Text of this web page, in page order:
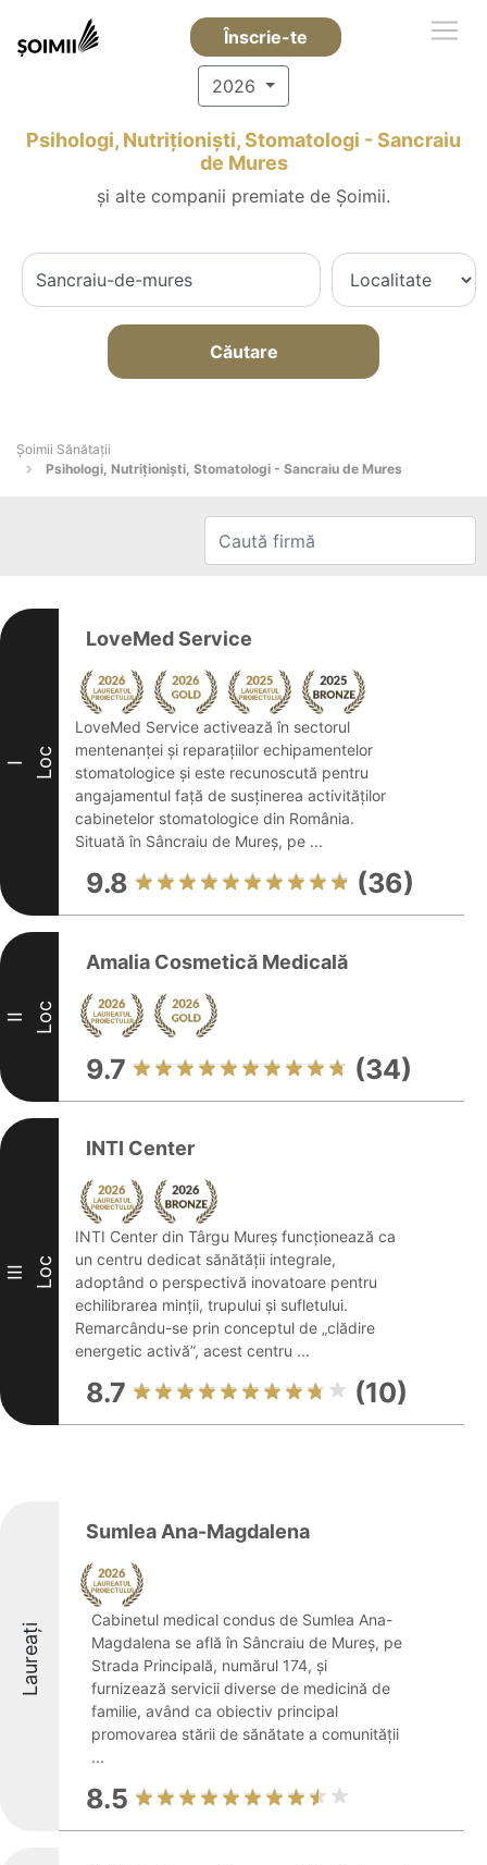
Înscrie-te
2026
Psihologi, Nutriționiști, Stomatologi - Sancraiu
de Mures
și alte companii premiate de Șoimii.
Căutare
Şoimii Sănătații
Psihologi, Nutriționiști, Stomatologi - Sancraiu de Mures
I Loc
LoveMed Service
LoveMed Service activează în sectorul
mentenanței și reparațiilor echipamentelor
stomatologice și este recunoscută pentru
angajamentul față de susținerea activităților
cabinetelor stomatologice din România.
Situată în Sâncraiu de Mureș, pe ...
9.8 (36)
II Loc
Amalia Cosmetică Medicală
9.7 (34)
III Loc
INTI Center
INTI Center din Târgu Mureș funcționează ca
un centru dedicat sănătății integrale,
adoptând o perspectivă inovatoare pentru
echilibrarea minții, trupului și sufletului.
Remarcându-se prin conceptul de „clădire
energetic activă”, acest centru ...
8.7 (10)
Laureați
Sumlea Ana-Magdalena
Cabinetul medical condus de Sumlea Ana-
Magdalena se află în Sâncraiu de Mureș, pe
Strada Principală, numărul 174, și
furnizează servicii diverse de medicină de
familie, având ca obiectiv principal
promovarea stării de sănătate a comunității
...
8.5